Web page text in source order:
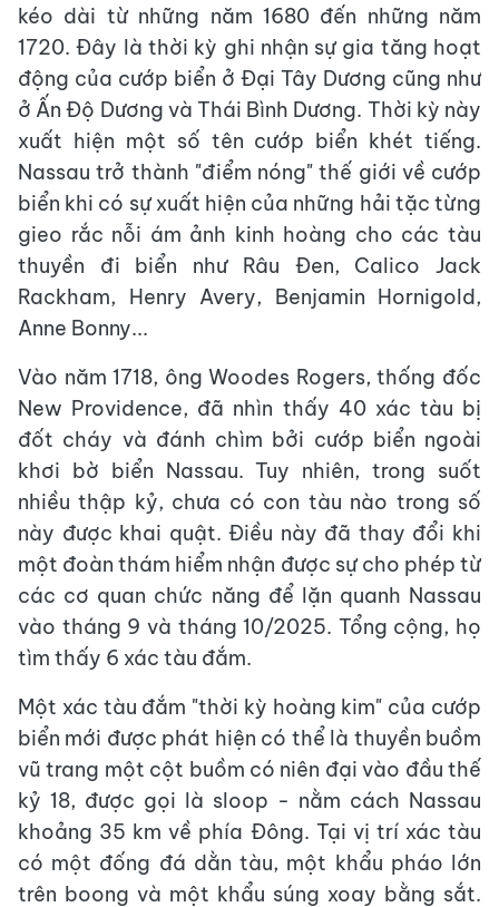
kéo dài từ những năm 1680 đến những năm
1720. Đây là thời kỳ ghi nhận sự gia tăng hoạt
động của cướp biển ở Đại Tây Dương cũng như
ở Ấn Độ Dương và Thái Bình Dương. Thời kỳ này
xuất hiện một số tên cướp biển khét tiếng.
Nassau trở thành "điểm nóng" thế giới về cướp
biển khi có sự xuất hiện của những hải tặc từng
gieo rắc nỗi ám ảnh kinh hoàng cho các tàu
thuyền đi biển như Râu Đen, Calico Jack
Rackham, Henry Avery, Benjamin Hornigold,
Anne Bonny...
Vào năm 1718, ông Woodes Rogers, thống đốc
New Providence, đã nhìn thấy 40 xác tàu bị
đốt cháy và đánh chìm bởi cướp biển ngoài
khơi bờ biển Nassau. Tuy nhiên, trong suốt
nhiều thập kỷ, chưa có con tàu nào trong số
này được khai quật. Điều này đã thay đổi khi
một đoàn thám hiểm nhận được sự cho phép từ
các cơ quan chức năng để lặn quanh Nassau
vào tháng 9 và tháng 10/2025. Tổng cộng, họ
tìm thấy 6 xác tàu đắm.
Một xác tàu đắm "thời kỳ hoàng kim" của cướp
biển mới được phát hiện có thể là thuyền buồm
vũ trang một cột buồm có niên đại vào đầu thế
kỷ 18, được gọi là sloop - nằm cách Nassau
khoảng 35 km về phía Đông. Tại vị trí xác tàu
có một đống đá dằn tàu, một khẩu pháo lớn
trên boong và một khẩu súng xoay bằng sắt.